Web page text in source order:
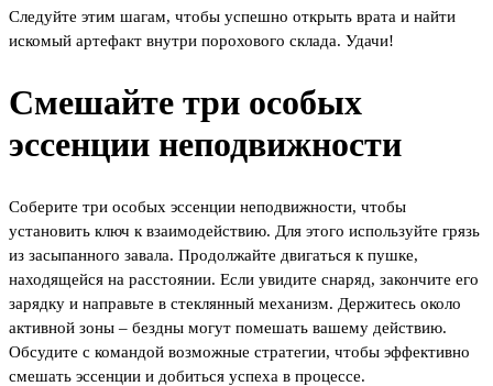
Следуйте этим шагам, чтобы успешно открыть врата и найти
искомый артефакт внутри порохового склада. Удачи!
Смешайте три особых
эссенции неподвижности
Соберите три особых эссенции неподвижности, чтобы
установить ключ к взаимодействию. Для этого используйте грязь
из засыпанного завала. Продолжайте двигаться к пушке,
находящейся на расстоянии. Если увидите снаряд, закончите его
зарядку и направьте в стеклянный механизм. Держитесь около
активной зоны – бездны могут помешать вашему действию.
Обсудите с командой возможные стратегии, чтобы эффективно
смешать эссенции и добиться успеха в процессе.